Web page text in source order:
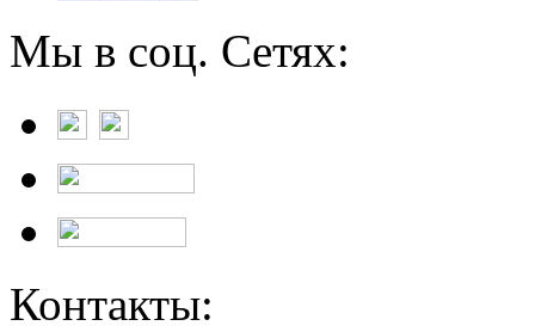
Мы в соц. Сетях:
Контакты: